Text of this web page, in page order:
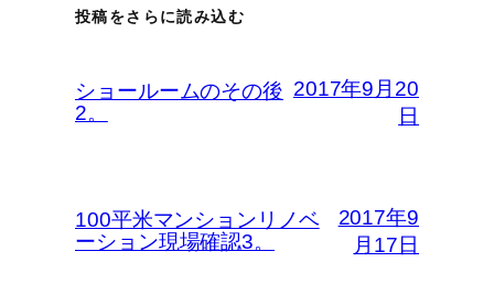
投稿をさらに読み込む
ショールームのその後
2。
2017年9月20
日
100平米マンションリノベ
ーション現場確認3。
2017年9
月17日